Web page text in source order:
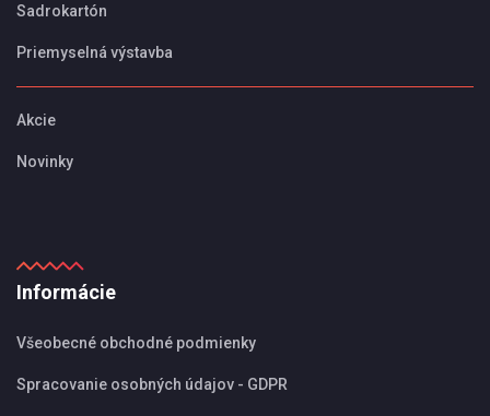
Sadrokartón
Priemyselná výstavba
Akcie
Novinky
Informácie
Všeobecné obchodné podmienky
Spracovanie osobných údajov - GDPR